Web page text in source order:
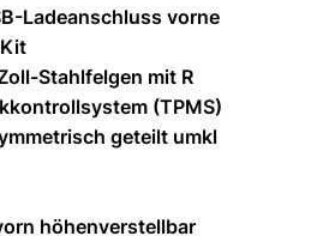
Ladeanschluss vorne
Stahlfelgen mit R
(TPMS)
geteilt umkl
höhenverstellbar